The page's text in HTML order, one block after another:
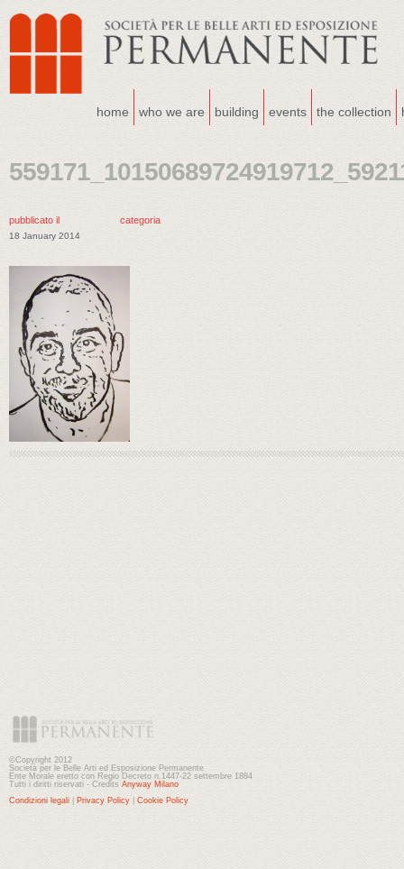
home who we are building events the collection
pubblicato il
18 January 2014
categoria
©Copyright 2012
Società per le Belle Arti ed Esposizione Permanente
Ente Morale eretto con Regio Decreto n.1447-22 settembre 1884
Tutti i diritti riservati - Credits Anyway Milano
Condizioni legali
Privacy Policy Cookie Policy